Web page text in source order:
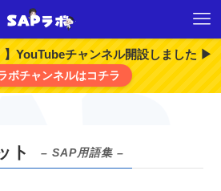
】YouTubeチャンネル開設しました ▶
ボチャンネルはコチラ
ト – SAP用語集 –